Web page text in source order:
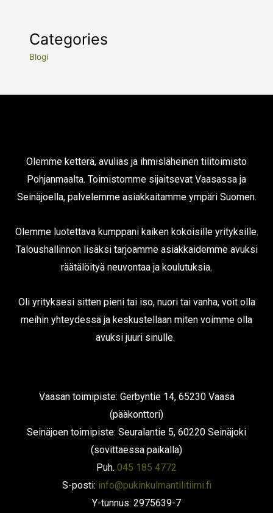
Categories
Blogi
Olemme ketterä, avulias ja ihmisläheinen tilitoimisto
Pohjanmaalta. Toimistomme sijaitsevat Vaasassa ja
Seinäjoella, palvelemme asiakkaitamme ympäri Suomen.
Olemme luotettava kumppani kaiken kokoisille yrityksille.
Taloushallinnon lisäksi tarjoamme asiakkaidemme avuksi
räätälöityä neuvontaa ja koulutuksia.
Oli yrityksesi sitten pieni tai iso, nuori tai vanha, voit olla
meihin yhteydessä ja keskustellaan miten voimme olla
avuksi juuri sinulle.
Vaasan toimipiste: Gerbyntie 14, 65230 Vaasa
(pääkonttori)
Seinäjoen toimipiste: Seuralantie 5, 60220 Seinäjoki
(sovittaessa paikalla)
Puh. 045 185 4772
S-posti: info@pukinkulmantilitiimi.fi
Y-tunnus: 2975639-7